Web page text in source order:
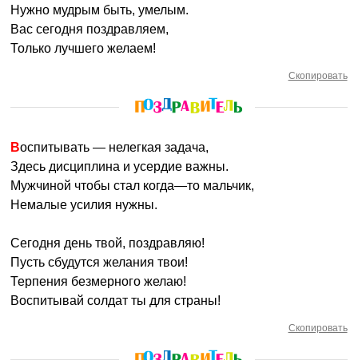
Нужно мудрым быть, умелым.
Вас сегодня поздравляем,
Только лучшего желаем!
Скопировать
Воспитывать — нелегкая задача,
Здесь дисциплина и усердие важны.
Мужчиной чтобы стал когда—то мальчик,
Немалые усилия нужны.
Сегодня день твой, поздравляю!
Пусть сбудутся желания твои!
Терпения безмерного желаю!
Воспитывай солдат ты для страны!
Скопировать